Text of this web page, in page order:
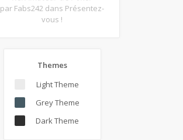
par Fabs242 dans Présentez-
vous !
Themes
Light Theme
Grey Theme
Dark Theme